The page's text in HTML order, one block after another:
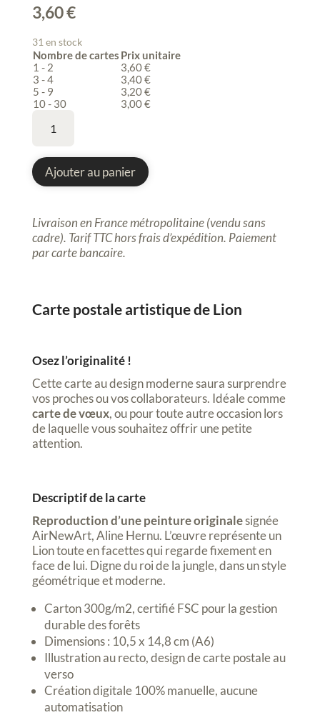
3,60€
31 en stock
Nombre de cartes Prix unitaire
1 - 2
3,60€
3 - 4
3,40€
5 - 9
3,20€
10 - 30
3,00€
postale
artistique,
Ajouter au panier
Livraison en France métropolitaine (vendu sans
cadre). Tarif TTC hors frais d’expédition. Paiement
par carte bancaire.
Carte postale artistique de Lion
Osez l’originalité !
Cette carte au design moderne saura surprendre
vos proches ou vos collaborateurs. Idéale comme
carte de vœux, ou pour toute autre occasion lors
de laquelle vous souhaitez offrir une petite
attention.
Descriptif de la carte
Reproduction d’une peinture originalesignée
AirNewArt, Aline Hernu. L’œuvre représente un
Lion toute en facettes qui regarde fixement en
face de lui. Digne du roi de la jungle, dans un style
géométrique et moderne.
Carton 300g/m2, certifié FSC pour la gestion
durable des forêts
Dimensions : 10,5 x 14,8 cm (A6)
Illustration au recto, design de carte postale au
verso
Création digitale 100% manuelle, aucune
automatisation